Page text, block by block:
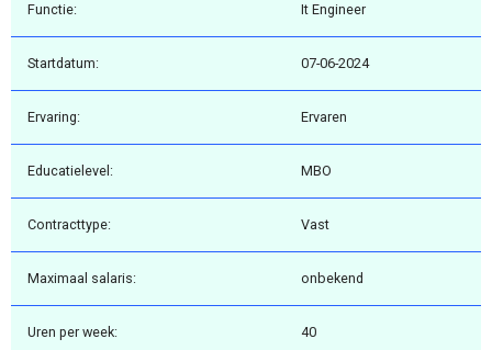
Functie: It Engineer
Startdatum: 07-06-2024
Ervaring: Ervaren
Educatielevel: MBO
Contracttype: Vast
Maximaal salaris: onbekend
Uren per week: 40